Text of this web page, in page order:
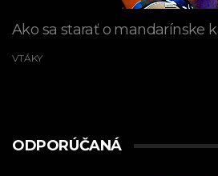
Ako sa starať o mandarínske
VTÁKY
ODPORÚČANÁ